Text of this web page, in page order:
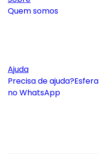
Quem somos
Ajuda
Precisa de ajuda?Esfera
no WhatsApp